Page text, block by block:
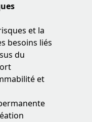
et la
besoins liés
du
et